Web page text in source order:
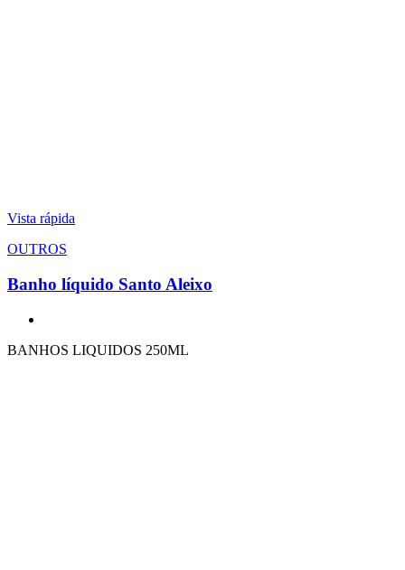
Vista rápida
OUTROS
Banho líquido Santo Aleixo
BANHOS LIQUIDOS 250ML